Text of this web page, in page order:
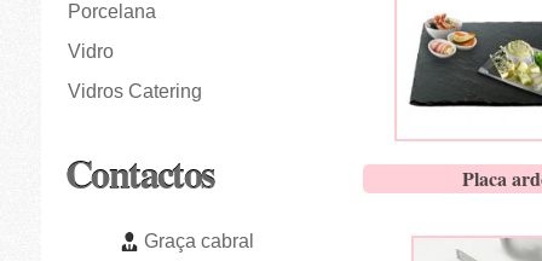
Porcelana
Vidro
Vidros Catering
Contactos
Graça cabral
Placa